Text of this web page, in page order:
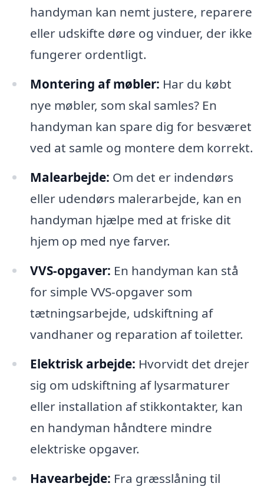
handyman kan nemt justere, reparere
eller udskifte døre og vinduer, der ikke
fungerer ordentligt.
Montering af møbler: Har du købt
nye møbler, som skal samles? En
handyman kan spare dig for besværet
ved at samle og montere dem korrekt.
Malearbejde: Om det er indendørs
eller udendørs malerarbejde, kan en
handyman hjælpe med at friske dit
hjem op med nye farver.
VVS-opgaver: En handyman kan stå
for simple VVS-opgaver som
tætningsarbejde, udskiftning af
vandhaner og reparation af toiletter.
Elektrisk arbejde: Hvorvidt det drejer
sig om udskiftning af lysarmaturer
eller installation af stikkontakter, kan
en handyman håndtere mindre
elektriske opgaver.
Havearbejde: Fra græsslåning til